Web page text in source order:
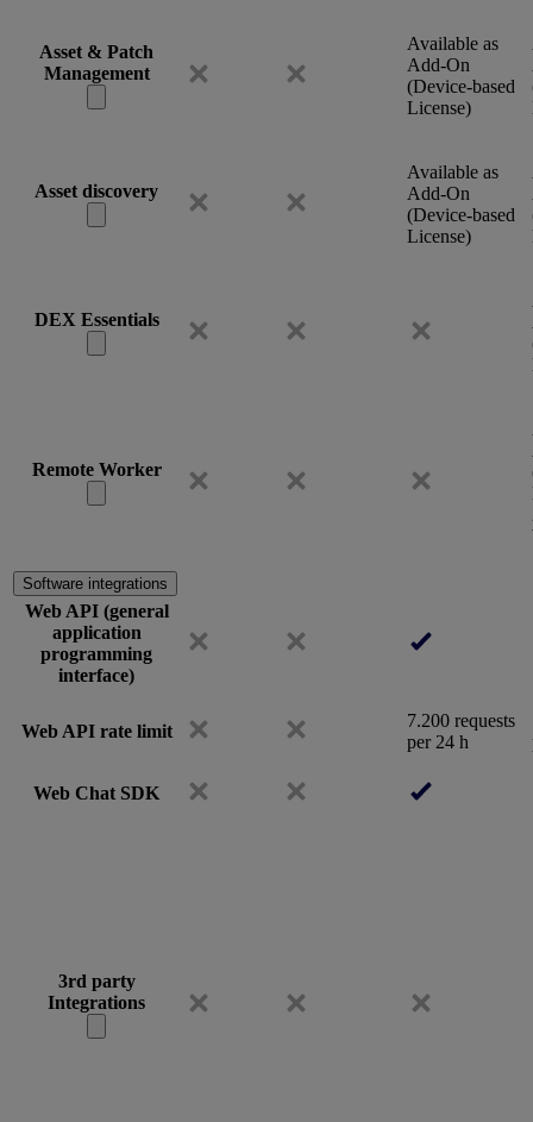
Asset & Patch
Management
Available as
Add-On
(Device-based
License)
Asset discovery
Available as
Add-On
(Device-based
License)
DEX Essentials
Remote Worker
Software integrations
Web API (general
application
programming
interface)
Web API rate limit
7.200 requests
per 24 h
Web Chat SDK
3rd party
Integrations